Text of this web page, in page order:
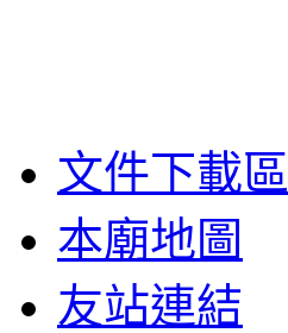
文件下載區
本廟地圖
友站連結